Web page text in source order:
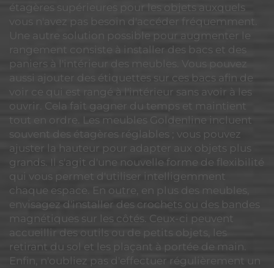
étagères supérieures pour les objets auxquels
vous n'avez pas besoin d'accéder fréquemment.
Une autre solution possible pour augmenter le
rangement consiste à installer des bacs et des
paniers à l'intérieur des meubles. Vous pouvez
aussi ajouter des étiquettes sur ces bacs afin de
voir ce qui est rangé à l'intérieur sans avoir à les
ouvrir. Cela fait gagner du temps et maintient
tout en ordre. Les meubles Goldenline incluent
souvent des étagères réglables ; vous pouvez
ajuster la hauteur pour adapter aux objets plus
grands. Il s'agit d'une nouvelle forme de flexibilité
qui vous permet d'utiliser intelligemment
chaque espace. En outre, en plus des meubles,
envisagez d'installer des crochets ou des bandes
magnétiques sur les côtés. Ceux-ci peuvent
accueillir des outils ou de petits objets, les
retirant du sol et les plaçant à portée de main.
Enfin, n'oubliez pas d'effectuer régulièrement un